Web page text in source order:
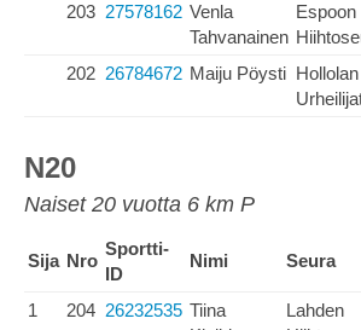
203 27578162 Venla
Tahvanainen
Espoon
202 26784672 Maiju Pöysti Hollolan
N20
Naiset 20 vuotta 6 km P
Sija Nro
Sportti-
ID
Nimi Seura
1 204 26232535 Tiina
Lahden